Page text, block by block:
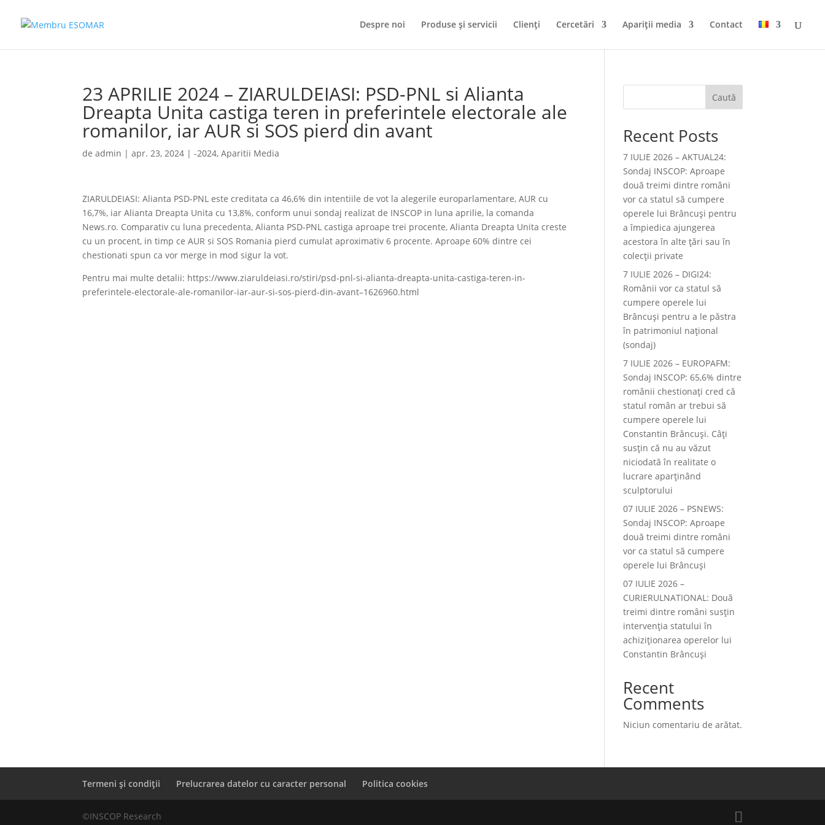
Despre noi Produse și servicii Clienți Cercetări Apariții media Contact
23 APRILIE 2024 – ZIARULDEIASI: PSD-PNL si Alianta
Dreapta Unita castiga teren in preferintele electorale ale
romanilor, iar AUR si SOS pierd din avant
deadmin |apr. 23, 2024 |-2024,Aparitii Media
ZIARULDEIASI: Alianta PSD-PNL este creditata ca 46,6% din intentiile de vot la alegerile europarlamentare, AUR cu
16,7%, iar Alianta Dreapta Unita cu 13,8%, conform unui sondaj realizat de INSCOP in luna aprilie, la comanda
News.ro. Comparativ cu luna precedenta, Alianta PSD-PNL castiga aproape trei procente, Alianta Dreapta Unita creste
cu un procent, in timp ce AUR si SOS Romania pierd cumulat aproximativ 6 procente. Aproape 60% dintre cei
chestionati spun ca vor merge in mod sigur la vot.
Pentru mai multe detalii: https://www.ziaruldeiasi.ro/stiri/psd-pnl-si-alianta-dreapta-unita-castiga-teren-in-
preferintele-electorale-ale-romanilor-iar-aur-si-sos-pierd-din-avant–1626960.html
Caută
Recent Posts
7 IULIE 2026 – AKTUAL24:
Sondaj INSCOP: Aproape
două treimi dintre români
vor ca statul să cumpere
operele lui Brâncuşi pentru
a împiedica ajungerea
acestora în alte ţări sau în
colecţii private
7 IULIE 2026 – DIGI24:
Românii vor ca statul să
cumpere operele lui
Brâncuși pentru a le păstra
în patrimoniul național
(sondaj)
7 IULIE 2026 – EUROPAFM:
Sondaj INSCOP: 65,6% dintre
românii chestionați cred că
statul român ar trebui să
cumpere operele lui
Constantin Brâncuși. Câți
susțin că nu au văzut
niciodată în realitate o
lucrare aparținând
sculptorului
07 IULIE 2026 – PSNEWS:
Sondaj INSCOP: Aproape
două treimi dintre români
vor ca statul să cumpere
operele lui Brâncuși
07 IULIE 2026 –
CURIERULNATIONAL: Două
treimi dintre români susțin
intervenția statului în
achiziționarea operelor lui
Constantin Brâncuși
Recent
Comments
Niciun comentariu de arătat.
Termeni și condiții Prelucrarea datelor cu caracter personal Politica cookies
©INSCOP Research